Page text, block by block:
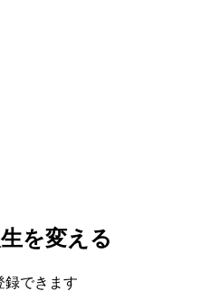
を変える
録できます